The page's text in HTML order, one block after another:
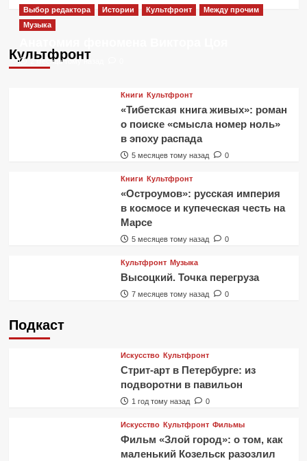
Культфронт
Выбор редактора Истории Культфронт
Между прочим
Музыка
2 месяца тому назад
Книги Культфронт
«Тибетская книга живых»: роман
о поиске «смысла номер ноль»
в эпоху распада
5 месяцев тому назад 0
Книги Культфронт
«Остроумов»: русская империя
в космосе и купеческая честь на
Марсе
5 месяцев тому назад 0
Культфронт Музыка
Высоцкий. Точка перегруза
7 месяцев тому назад 0
Подкаст
Искусство Культфронт
Стрит-арт в Петербурге: из
подворотни в павильон
1 год тому назад 0
Искусство Культфронт Фильмы
Фильм «Злой город»: о том, как
маленький Козельск разозлил